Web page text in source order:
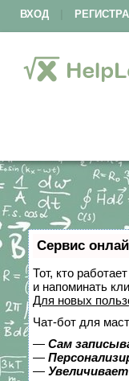
ВХОД
Сервис
Тот, кто
и напоминать
Для новых
Чат-бот для
— Сам
—
—